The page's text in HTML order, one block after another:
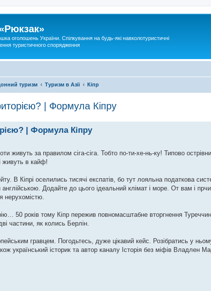
оголошень України. Спілкування на будь-які навколотуристичні
туристичного спорядження
туризм Туризм в Азії Кіпр
| Формула Кіпру
| Формула Кіпру
живуть за правилом сіга-сіга. Тобто по-ти-хе-нь-ку! Типово
живуть в кайф!
В Кіпрі оселились тисячі експатів, бо тут лояльна податкова
англійською. Додайте до цього ідеальний клімат і море. От вам і
нерухомістю.
50 років тому Кіпр пережив повномасштабне вторгнення
частини, як колись Берлін.
гравцем. Погодьтесь, дуже цікавий кейс. Розібратись у
український історик та автор каналу Історія без міфів Владлен